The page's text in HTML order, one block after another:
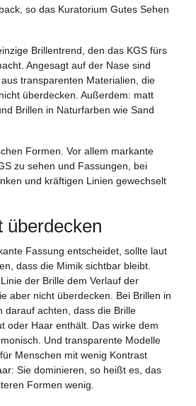
so das Kuratorium Gutes Sehen
Brillentrend, den das KGS fürs
Angesagt auf der Nase sind
transparenten Materialien, die
überdecken. Außerdem: matt
Brillen in Naturfarben wie Sand
Formen. Vor allem markante
zu sehen und Fassungen, bei
und kräftigen Linien gewechselt
überdecken
Fassung entscheidet, sollte laut
dass die Mimik sichtbar bleibt.
der Brille dem Verlauf der
aber nicht überdecken. Bei Brillen in
darauf achten, dass die Brille
oder Haar enthält. Das wirke dem
Und transparente Modelle
Menschen mit wenig Kontrast
Sie dominieren, so heißt es, das
Formen wenig.